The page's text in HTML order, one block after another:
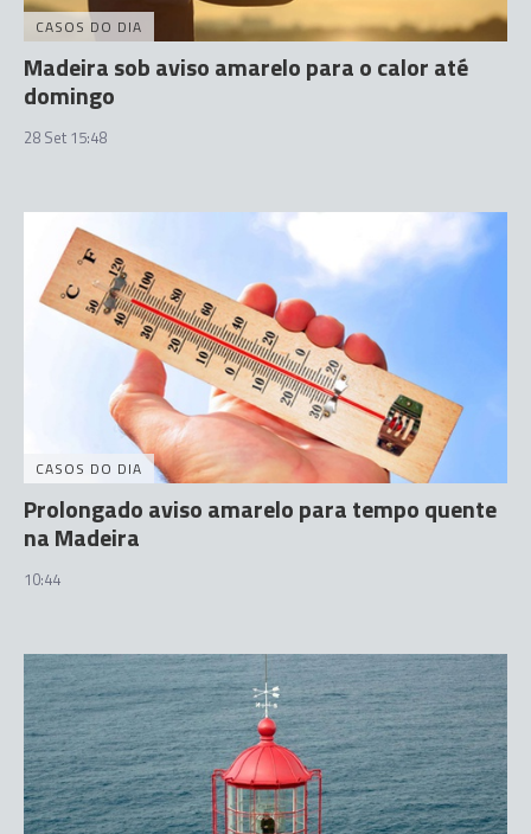
CASOS DO DIA
Madeira sob aviso amarelo para o calor até
domingo
28 Set 15:48
CASOS DO DIA
Prolongado aviso amarelo para tempo quente
na Madeira
10:44